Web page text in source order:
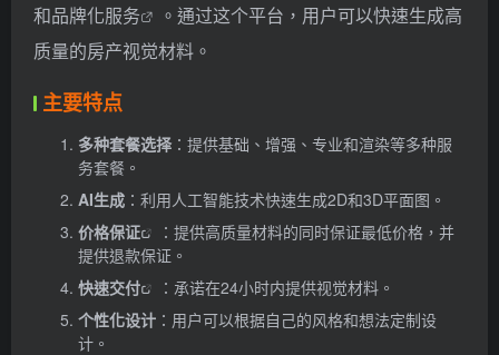
和品牌化服务
。通过这个平台，用户可以快速生成高
质量的房产视觉材料。
主要特点
多种套餐选择 ：提供基础、增强、专业和渲染等多种服
务套餐。
AI生成 ：利用人工智能技术快速生成2D和3D平面图。
价格保证
：提供高质量材料的同时保证最低价格，并
提供退款保证。
快速交付
：承诺在24小时内提供视觉材料。
个性化设计 ：用户可以根据自己的风格和想法定制设
计。